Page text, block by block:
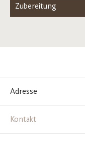
Zubereitung
Adresse
Kontakt